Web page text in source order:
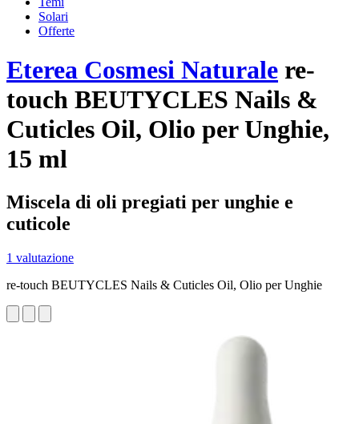
Solari
Offerte
Eterea Cosmesi Naturale re-
touch BEUTYCLES Nails &
Cuticles Oil, Olio per Unghie,
15 ml
Miscela di oli pregiati per unghie e
cuticole
1 valutazione
re-touch BEUTYCLES Nails & Cuticles Oil, Olio per Unghie